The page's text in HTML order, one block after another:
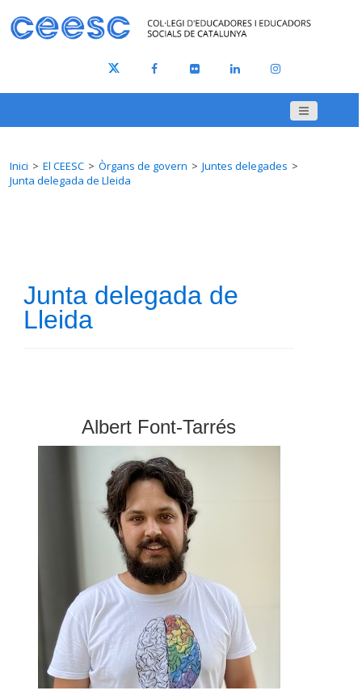
Inici El CEESC Òrgans de govern
Juntes delegades
Junta delegada de Lleida
Junta delegada de
Lleida
Albert Font-Tarrés